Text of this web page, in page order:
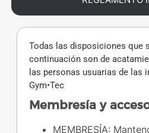
Todas las disposiciones que
continuación son de
las personas usuarias de las
Gym•Tec
Membresía y
MEMBRESÍA: